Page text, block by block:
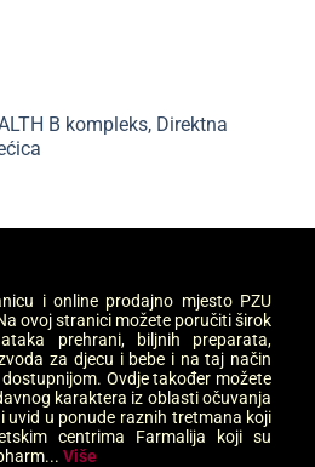
B kompleks, Direktna
i online prodajno mjesto PZU
ovoj stranici možete poručiti širok
prehrani, biljnih preparata,
za djecu i bebe i na taj način
Ovdje također možete
karaktera iz oblasti očuvanja
uvid u ponude raznih tretmana koji
centrima Farmalija koji su
Više